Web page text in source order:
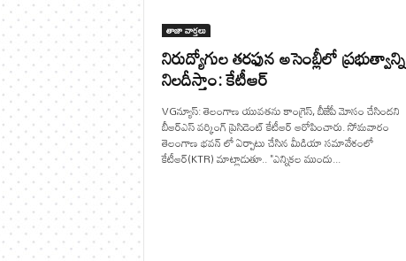
తాజా వార్తలు
నిరుద్యోగుల తరఫున అసెంబ్లీలో ప్రభుత్వాన్ని
నిలదీస్తాం: కేటీఆర్
VGన్యూస్: తెలంగాణ యువతను కాంగ్రెస్, బీజేపీ మోసం చేసిందని
బీఆర్ఎస్ వర్కింగ్ ప్రెసిడెంట్ కేటీఆర్ ఆరోపించారు. సోమవారం
తెలంగాణ భవన్ లో ఏర్పాటు చేసిన మీడియా సమావేశంలో
కేటీఆర్(KTR) మాట్లాడుతూ.. "ఎన్నికల ముందు...